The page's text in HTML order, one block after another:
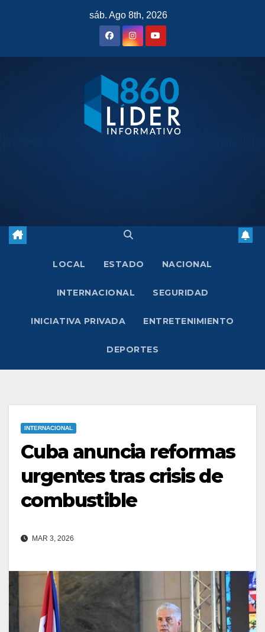
sáb. Ago 8th, 2026
LOCAL ESTADO NACIONAL
INTERNACIONAL SEGURIDAD
INICIATIVA PRIVADA ENTRETENIMIENTO
DEPORTES
INTERNACIONAL
Cuba anuncia reformas
urgentes tras crisis de
combustible
MAR 3, 2026